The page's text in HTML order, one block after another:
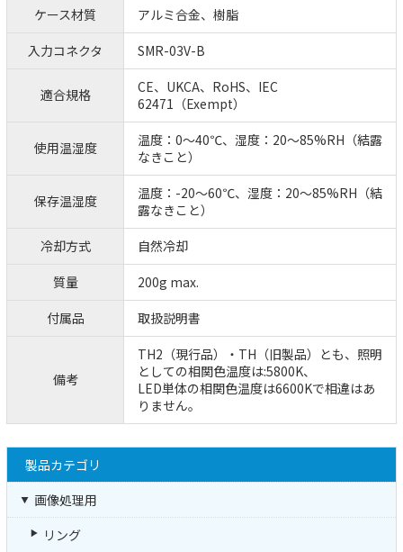
ケース材質
アルミ合金、樹脂
入力コネクタ
SMR-03V-B
適合規格
CE、UKCA、RoHS、IEC
62471（Exempt）
使用温湿度
温度：0～40℃、湿度：20～85%RH（結露
なきこと）
保存温湿度
温度：-20～60℃、湿度：20～85%RH（結
露なきこと）
冷却方式
自然冷却
質量
200g max.
付属品
取扱説明書
備考
TH2（現行品）・TH（旧製品）とも、照明
としての相関色温度は:5800K、
LED単体の相関色温度は6600Kで相違はあ
りません。
製品カテゴリ
画像処理用
リング